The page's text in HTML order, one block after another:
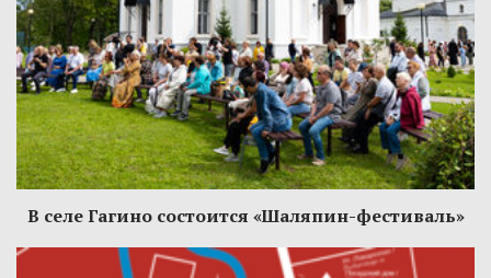
В селе Гагино состоится «Шаляпин-фестиваль»